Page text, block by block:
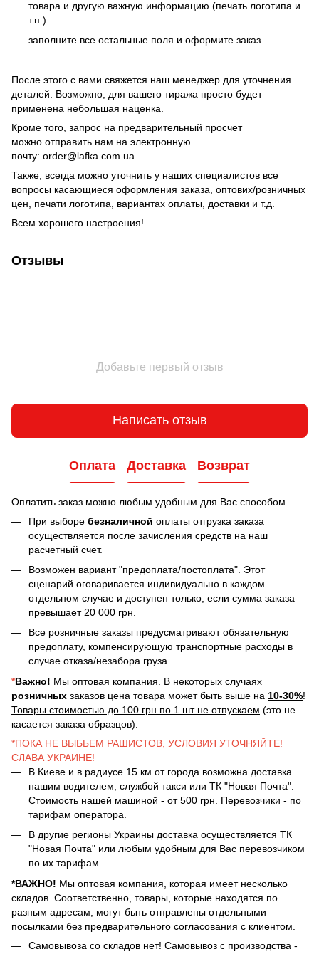
товара и другую важную информацию (печать логотипа и
т.п.).
заполните все остальные поля и оформите заказ.
После этого с вами свяжется наш менеджер для уточнения
деталей. Возможно, для вашего тиража просто будет
применена небольшая наценка.
Кроме того, запрос на предварительный просчет
можно отправить нам на электронную
почту: order@lafka.com.ua
Также, всегда можно уточнить у наших специалистов все
вопросы касающиеся оформления заказа, оптових/розничных
цен, печати логотипа, вариантах оплаты, доставки и т.д.
Всем хорошего настроения!
Отзывы
Добавьте первый отзыв
Написать отзыв
Оплата Доставка Возврат
Оплатить заказ можно любым удобным для Вас способом.
При выборе безналичной оплаты отгрузка заказа
осуществляется после зачисления средств на наш
расчетный счет.
Возможен вариант "предоплата/постоплата". Этот
сценарий оговаривается индивидуально в каждом
отдельном случае и доступен только, если сумма заказа
превышает 20 000 грн.
Все розничные заказы предусматривают обязательную
предоплату, компенсирующую транспортные расходы в
случае отказа/незабора груза.
*Важно! Мы оптовая компания. В некоторых случаях
розничных заказов цена товара может быть выше на 10-30%!
Товары стоимостью до 100 грн по 1 шт не отпускаем (это не
касается заказа образцов).
*ПОКА НЕ ВЫБЬЕМ РАШИСТОВ, УСЛОВИЯ УТОЧНЯЙТЕ!
СЛАВА УКРАИНЕ!
В Киеве и в радиусе 15 км от города возможна доставка
нашим водителем, службой такси или ТК "Новая Почта".
Стоимость нашей машиной - от 500 грн. Перевозчики - по
тарифам оператора.
В другие регионы Украины доставка осуществляется ТК
"Новая Почта" или любым удобным для Вас перевозчиком
по их тарифам.
*ВАЖНО! Мы оптовая компания, которая имеет несколько
складов. Соответственно, товары, которые находятся по
разным адресам, могут быть отправлены отдельными
посылками без предварительного согласования с клиентом.
Самовывоза со складов нет! Самовывоз с производства -